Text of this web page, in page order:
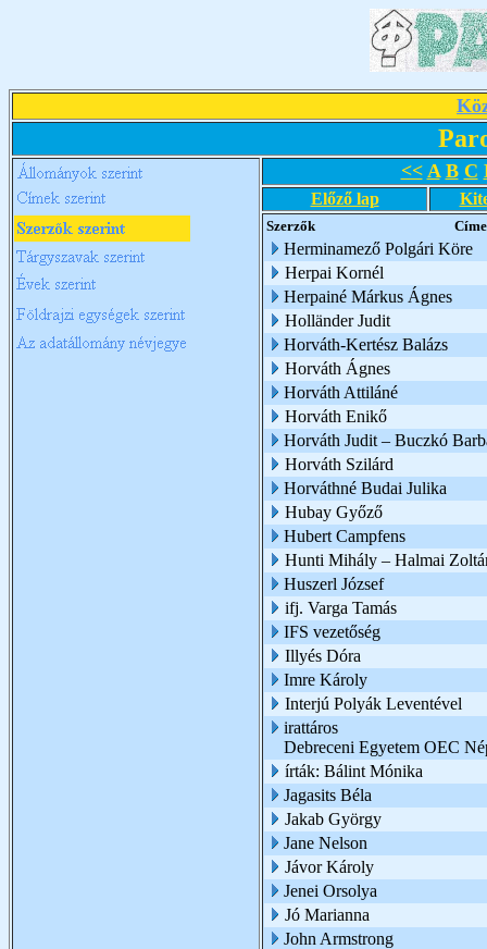
<< A B C
Előző lap
Szerzők
Herminamező Polgári Köre
Herpai Kornél
Herpainé Márkus Ágnes
Holländer Judit
Horváth-Kertész Balázs
Horváth Ágnes
Horváth Attiláné
Horváth Enikő
Horváth Judit – Buczkó
Horváth Szilárd
Horváthné Budai Julika
Hubay Győző
Hubert Campfens
Hunti Mihály – Halmai
Huszerl József
ifj. Varga Tamás
IFS vezetőség
Illyés Dóra
Imre Károly
Interjú Polyák Leventével
irattáros
Debreceni Egyetem OEC
írták: Bálint Mónika
Jagasits Béla
Jakab György
Jane Nelson
Jávor Károly
Jenei Orsolya
Jó Marianna
John Armstrong